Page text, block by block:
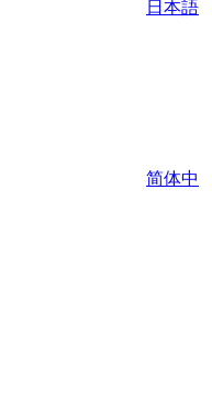
日本語
简体中